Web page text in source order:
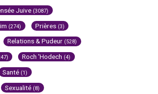
Juive (3087)
(274) Prières (3)
Relations & Pudeur (528)
Roch 'Hodech (4)
Santé (1)
Sexualité (8)